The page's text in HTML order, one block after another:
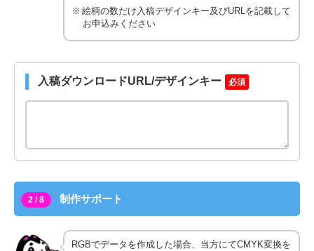
絵柄の数だけ入稿デザインキー及びURLを記載して
お申込みください
入稿ダウンロードURL/デザインキー 必須
2 / 8 制作サポート
RGBでデータを作成した場合、当方にてCMYK変換を